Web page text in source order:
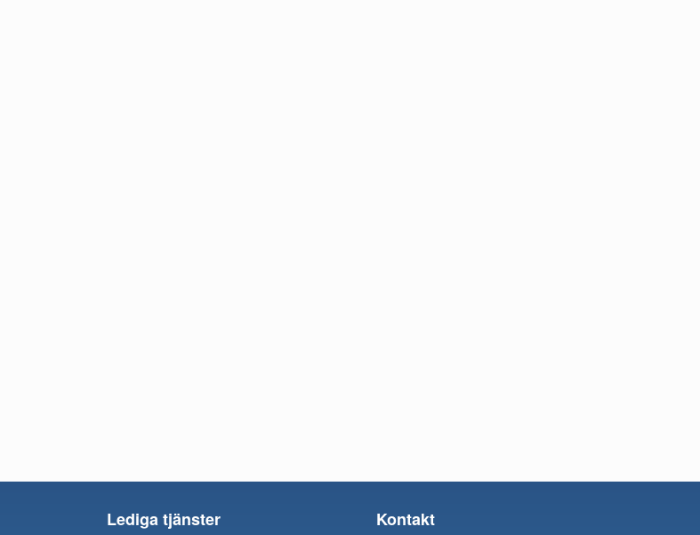
Lediga tjänster
Kontakt